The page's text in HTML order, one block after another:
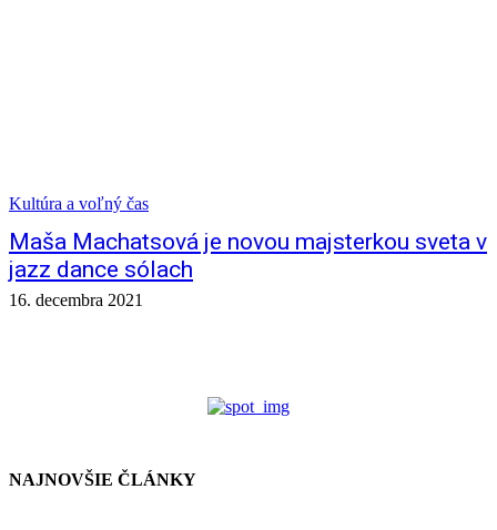
Kultúra a voľný čas
Maša Machatsová je novou majsterkou sveta v
jazz dance sólach
16. decembra 2021
NAJNOVŠIE ČLÁNKY